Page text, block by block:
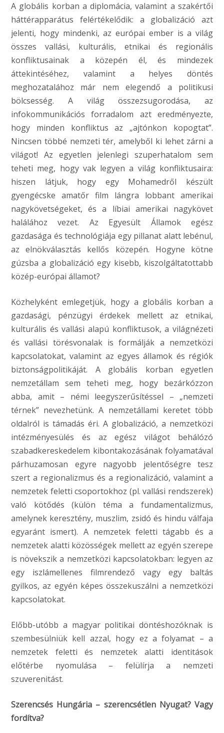
A globális korban a diplomácia, valamint a szakértői
háttérapparátus felértékelődik: a globalizáció azt
jelenti, hogy mindenki, az európai ember is a világ
összes vallási, kulturális, etnikai és regionális
konfliktusainak a közepén él, és mindezek
áttekintéséhez, valamint a helyes döntés
meghozatalához már nem elegendő a politikusi
bölcsesség. A világ összezsugorodása, az
infokommunikációs forradalom azt eredményezte,
hogy minden konfliktus az „ajtónkon kopogtat”.
Nincsen többé nemzeti tér, amelyből ki lehet zárni a
világot! Az egyetlen jelenlegi szuperhatalom sem
teheti meg, hogy vak legyen a világ konfliktusaira:
hiszen látjuk, hogy egy Mohamedről készült
gyengécske amatőr film lángra lobbant amerikai
nagykövetségeket, és a líbiai amerikai nagykövet
halálához vezet. Az Egyesült Államok egész
gazdasága és technológiája egy pillanat alatt lebénul,
az elnökválasztás kellős közepén. Hogyne kötne
gúzsba a globalizáció egy kisebb, kiszolgáltatottabb
közép-európai államot?
Közhelyként emlegetjük, hogy a globális korban a
gazdasági, pénzügyi érdekek mellett az etnikai,
kulturális és vallási alapú konfliktusok, a világnézeti
és vallási törésvonalak is formálják a nemzetközi
kapcsolatokat, valamint az egyes államok és régiók
biztonságpolitikáját. A globális korban egyetlen
nemzetállam sem teheti meg, hogy bezárkózzon
abba, amit – némi leegyszerűsítéssel – „nemzeti
térnek” nevezhetünk. A nemzetállami keretet több
oldalról is támadás éri. A globalizáció, a nemzetközi
intézményesülés és az egész világot behálózó
szabadkereskedelem kibontakozásának folyamatával
párhuzamosan egyre nagyobb jelentőségre tesz
szert a regionalizmus és a regionalizáció, valamint a
nemzetek feletti csoportokhoz (pl. vallási rendszerek)
való kötődés (külön téma a fundamentalizmus,
amelynek keresztény, muszlim, zsidó és hindu válfaja
egyaránt ismert). A nemzetek feletti tágabb és a
nemzetek alatti közösségek mellett az egyén szerepe
is növekszik a nemzetközi kapcsolatokban: legyen az
egy iszlámellenes filmrendező vagy egy baltás
gyilkos, az egyén képes összekuszálni a nemzetközi
kapcsolatokat.
Előbb-utóbb a magyar politikai döntéshozóknak is
szembesülniük kell azzal, hogy ez a folyamat – a
nemzetek feletti és nemzetek alatti identitások
előtérbe nyomulása – felülírja a nemzeti
szuverenitást.
Szerencsés Hungária – szerencsétlen Nyugat? Vagy
fordítva?